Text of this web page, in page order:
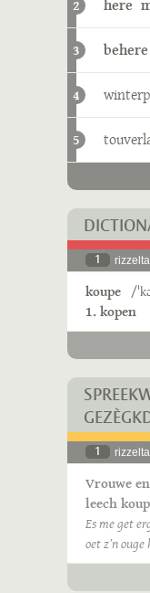
2 here
3 behere
4
5
1
koupe /
1. kopen
1
Vrouwe
leech
Es me get
oet z’n ouge